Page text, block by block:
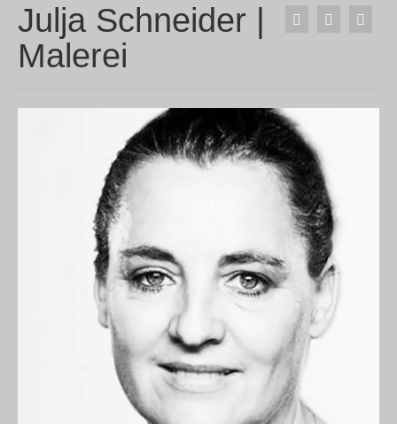
Mitglieder der ark e.V.
Shop
Ausstellungen
Julja Schneider |
Malerei